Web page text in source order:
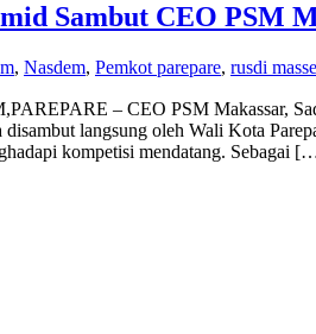
Sambut CEO PSM
, Nasdem, Pemkot parepare, rusdi masse
– CEO PSM Makassar,
disambut langsung oleh Wali Kota
kompetisi mendatang. Sebagai